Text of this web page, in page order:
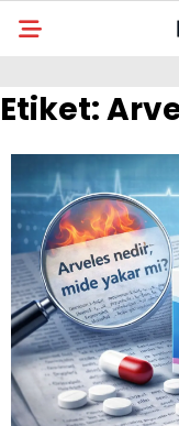
Etiket: